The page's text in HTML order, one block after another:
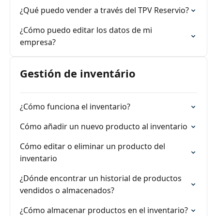
¿Qué puedo vender a través del TPV Reservio?
¿Cómo puedo editar los datos de mi
empresa?
Gestión de inventário
¿Cómo funciona el inventario?
Cómo añadir un nuevo producto al inventario
Cómo editar o eliminar un producto del
inventario
¿Dónde encontrar un historial de productos
vendidos o almacenados?
¿Cómo almacenar productos en el inventario?